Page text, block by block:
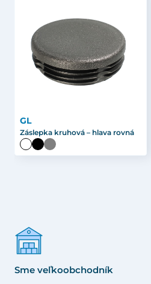
GL
Záslepka kruhová – hlava rovná
Sme veľkoobchodník